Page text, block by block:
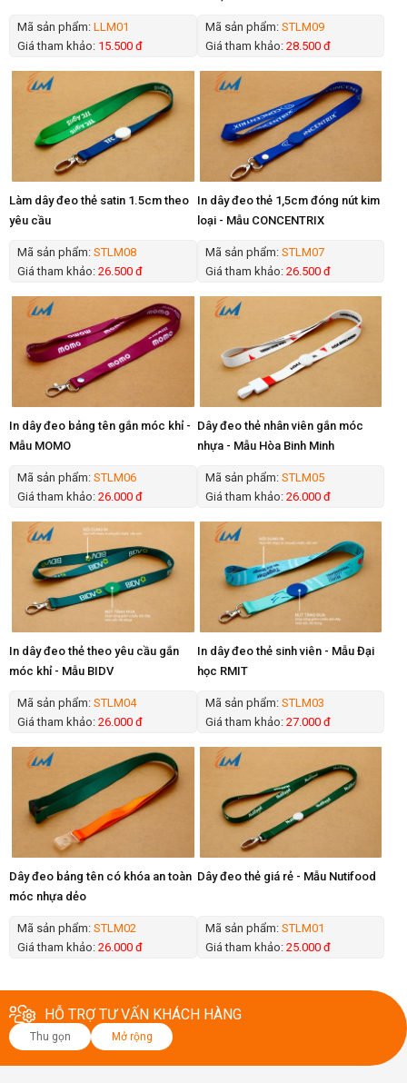
Mã sản phẩm: LLM01
Giá tham khảo: 15.500 đ
Mã sản phẩm: STLM09
Giá tham khảo: 28.500 đ
Làm dây đeo thẻ satin 1.5cm theo
yêu cầu
Mã sản phẩm: STLM08
Giá tham khảo: 26.500 đ
In dây đeo thẻ 1,5cm đóng nút kim
loại - Mẫu CONCENTRIX
Mã sản phẩm: STLM07
Giá tham khảo: 26.500 đ
In dây đeo bảng tên gắn móc khỉ -
Mẫu MOMO
Mã sản phẩm: STLM06
Giá tham khảo: 26.000 đ
Dây đeo thẻ nhân viên gắn móc
nhựa - Mẫu Hòa Binh Minh
Mã sản phẩm: STLM05
Giá tham khảo: 26.000 đ
In dây đeo thẻ theo yêu cầu gắn
móc khỉ - Mẫu BIDV
Mã sản phẩm: STLM04
Giá tham khảo: 26.000 đ
In dây đeo thẻ sinh viên - Mẫu Đại
học RMIT
Mã sản phẩm: STLM03
Giá tham khảo: 27.000 đ
Dây đeo bảng tên có khóa an toàn
móc nhựa dẻo
Mã sản phẩm: STLM02
Giá tham khảo: 26.000 đ
Dây đeo thẻ giá rẻ - Mẫu Nutifood
Mã sản phẩm: STLM01
Giá tham khảo: 25.000 đ
HỖ TRỢ TƯ VẤN KHÁCH HÀNG
Thu gọn Mở rộng